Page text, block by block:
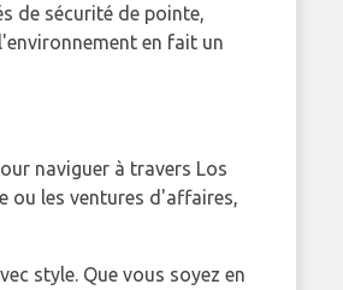
de sécurité de pointe,
en fait un
naviguer à travers Los
ou les ventures d'affaires,
style. Que vous soyez en